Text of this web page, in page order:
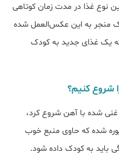
نوع غذا در مدت زمان کوتاهی
منجر به این عکس‌العمل شده
یک غذای جدید به کودک
شروع کنیم؟
غنی شده با آهن شروع کرد،
شده که حاوی منبع خوب
آهن و روی است، بعد از 7 ماهگی باید به کودک داده شود.